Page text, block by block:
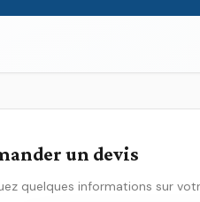
un devis
quelques informations sur